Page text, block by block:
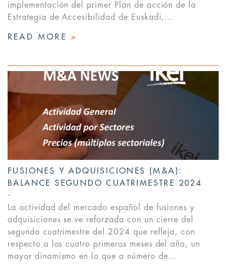
implementación del primer Plan de acción de la
Estrategia de Accesibilidad de Euskadi,...
READ MORE >
FUSIONES Y ADQUISICIONES (M&A):
BALANCE SEGUNDO CUATRIMESTRE 2024
La actividad del mercado español de fusiones y
adquisiciones se ve reforzada con un cierre del
segundo cuatrimestre del 2024 que refleja, con
respecto a los cuatro primeros meses del año, un
mayor dinamismo en lo que a número de...